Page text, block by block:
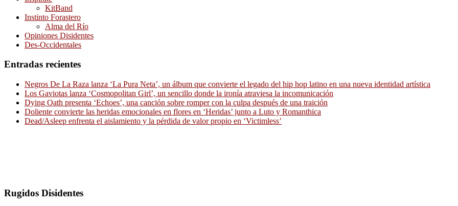
KitBand
Instinto Forastero
Alma del Río
Opiniones Disidentes
Des-Occidentales
Entradas recientes
Negros De La Raza lanza ‘La Pura Neta’, un álbum que convierte el legado del hip hop latino en una nueva identidad artística
Los Gaviotas lanza ‘Cosmopolitan Girl’, un sencillo donde la ironía atraviesa la incomunicación
Dying Oath presenta ‘Echoes’, una canción sobre romper con la culpa después de una traición
Doliente convierte las heridas emocionales en flores en ‘Heridas’ junto a Luto y Romanthica
Dead/Asleep enfrenta el aislamiento y la pérdida de valor propio en ‘Victimless’
Rugidos Disidentes